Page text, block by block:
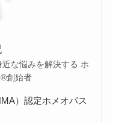
な悩みを解決する ホ
創始者
）認定ホメオパス